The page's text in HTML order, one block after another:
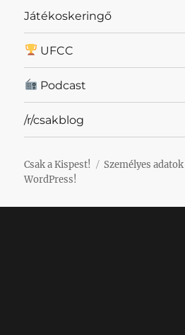
Játékoskeringő
UFCC
Podcast
/r/csakblog
Csak a Kispest! Személyes
WordPress!